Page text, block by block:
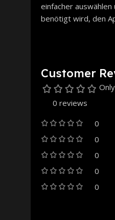
einfacher
benötigt wird, den
Customer
0 reviews
0
0
0
0
0